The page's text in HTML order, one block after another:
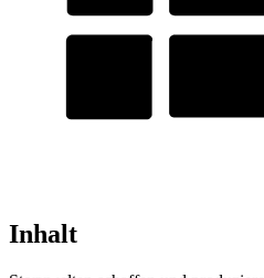
Inhalt